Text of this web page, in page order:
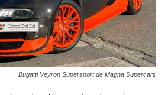
Bugatti Veyron Supersport de Magna Supercars